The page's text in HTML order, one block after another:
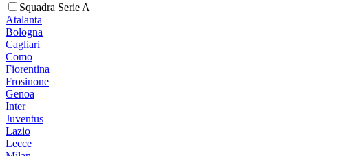
Squadra Serie A
Atalanta
Bologna
Cagliari
Como
Fiorentina
Frosinone
Genoa
Inter
Juventus
Lazio
Lecce